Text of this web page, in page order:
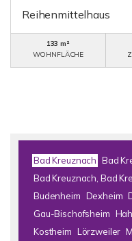
Reihenmittelhaus
133 m²
WOHNFLÄCHE
Bad Kreuznach Bad
Bad Kreuznach, Bad
Budenheim Dexheim
Gau-Bischofsheim
Kostheim Lörzweiler